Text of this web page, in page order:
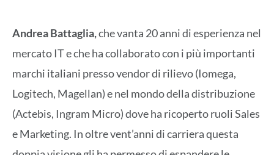
Andrea Battaglia,che vanta 20 anni di esperienza nel
mercato IT e che ha collaborato con i più importanti
marchi italiani presso vendor di rilievo (Iomega,
Logitech, Magellan) e nel mondo della distribuzione
(Actebis, Ingram Micro) dove ha ricoperto ruoli Sales
e Marketing. In oltre vent’anni di carriera questa